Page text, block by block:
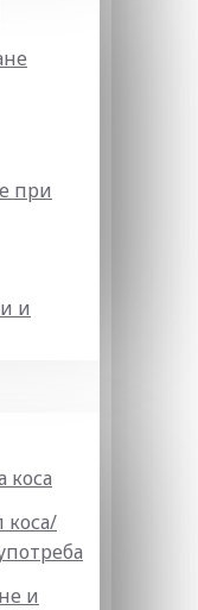
при
и
коса
коса/
и